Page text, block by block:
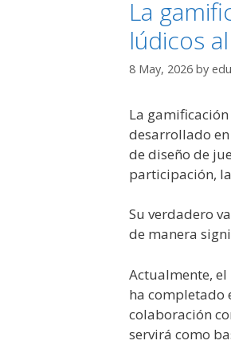
La
lúdicos
8 May, 2026 by
La
desarrollado
de diseño de
participación,
Su verdadero
de manera
Actualmente, el
ha completado
colaboración
servirá como